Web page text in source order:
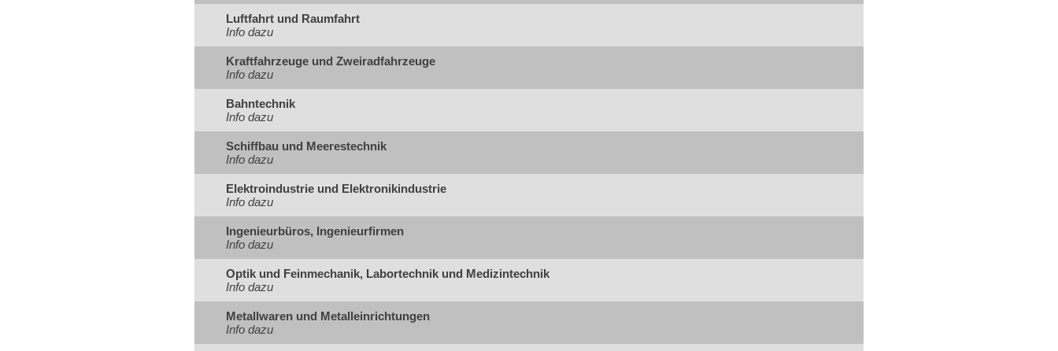
Luftfahrt und Raumfahrt
Info dazu
Kraftfahrzeuge und Zweiradfahrzeuge
Info dazu
Bahntechnik
Info dazu
Schiffbau und Meerestechnik
Info dazu
Elektroindustrie und Elektronikindustrie
Info dazu
Ingenieurbüros, Ingenieurfirmen
Info dazu
Optik und Feinmechanik, Labortechnik und Medizintechnik
Info dazu
Metallwaren und Metalleinrichtungen
Info dazu